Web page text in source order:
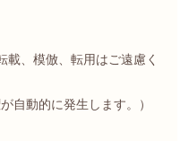
、模倣、転用はご遠慮く
自動的に発生します。）